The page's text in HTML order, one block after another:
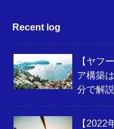
Recent log
【ヤフ
ア構築
分で解
【2022